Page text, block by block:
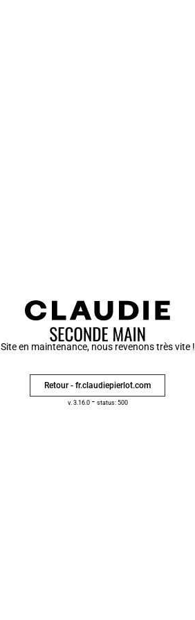
Site en maintenance, nous revenons très vite !
Retour - fr.claudiepierlot.com
v. 3.16.0- status: 500